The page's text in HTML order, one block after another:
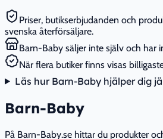
Priser, butikserbjudanden och
svenska återförsäljare.
Barn-Baby säljer inte själv och har
När flera butiker finns visas
Läs hur Barn-Baby hjälper dig
Barn-Baby
På Barn-Baby.se hittar du produkter